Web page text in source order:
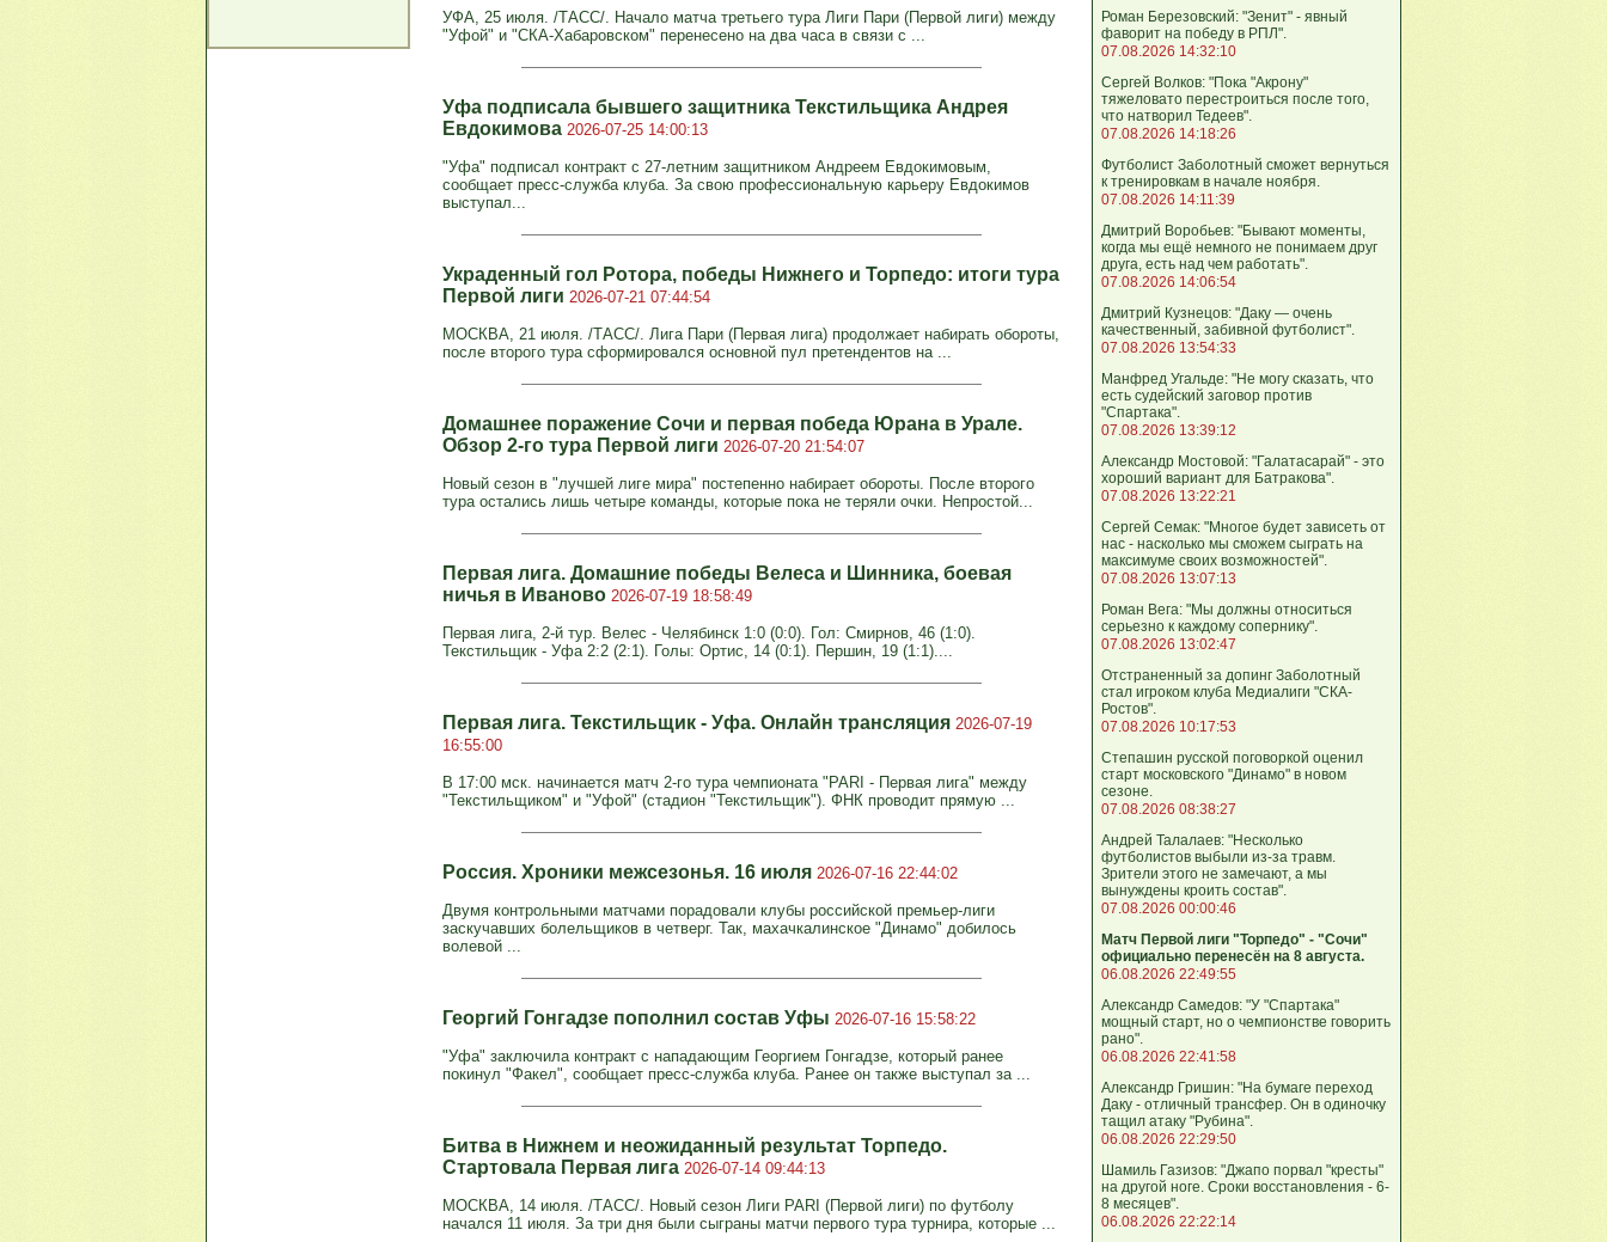
УФА, 25 июля. /ТАСС/. Начало матча третьего тура Лиги Пари (Первой лиги) между
"Уфой" и "СКА-Хабаровском" перенесено на два часа в связи с ...
Уфа подписала бывшего защитника Текстильщика Андрея
Евдокимова 2026-07-25 14:00:13
"Уфа" подписал контракт с 27-летним защитником Андреем Евдокимовым,
сообщает пресс-служба клуба. За свою профессиональную карьеру Евдокимов
выступал...
Украденный гол Ротора, победы Нижнего и Торпедо: итоги тура
Первой лиги 2026-07-21 07:44:54
МОСКВА, 21 июля. /ТАСС/. Лига Пари (Первая лига) продолжает набирать обороты,
после второго тура сформировался основной пул претендентов на ...
Домашнее поражение Сочи и первая победа Юрана в Урале.
Обзор 2-го тура Первой лиги 2026-07-20 21:54:07
Новый сезон в "лучшей лиге мира" постепенно набирает обороты. После второго
тура остались лишь четыре команды, которые пока не теряли очки. Непростой...
Первая лига. Домашние победы Велеса и Шинника, боевая
ничья в Иваново 2026-07-19 18:58:49
Первая лига, 2-й тур. Велес - Челябинск 1:0 (0:0). Гол: Смирнов, 46 (1:0).
Текстильщик - Уфа 2:2 (2:1). Голы: Ортис, 14 (0:1). Першин, 19 (1:1)....
Первая лига. Текстильщик - Уфа. Онлайн трансляция 2026-07-19
16:55:00
В 17:00 мск. начинается матч 2-го тура чемпионата "PARI - Первая лига" между
"Текстильщиком" и "Уфой" (стадион "Текстильщик"). ФНК проводит прямую ...
Россия. Хроники межсезонья. 16 июля 2026-07-16 22:44:02
Двумя контрольными матчами порадовали клубы российской премьер-лиги
заскучавших болельщиков в четверг. Так, махачкалинское "Динамо" добилось
волевой ...
Георгий Гонгадзе пополнил состав Уфы 2026-07-16 15:58:22
"Уфа" заключила контракт с нападающим Георгием Гонгадзе, который ранее
покинул "Факел", сообщает пресс-служба клуба. Ранее он также выступал за ...
Битва в Нижнем и неожиданный результат Торпедо.
Стартовала Первая лига 2026-07-14 09:44:13
МОСКВА, 14 июля. /ТАСС/. Новый сезон Лиги PARI (Первой лиги) по футболу
начался 11 июля. За три дня были сыграны матчи первого тура турнира, которые ...
Роман Березовский: "Зенит" - явный
фаворит на победу в РПЛ".
07.08.2026 14:32:10
Сергей Волков: "Пока "Акрону"
тяжеловато перестроиться после того,
что натворил Тедеев".
07.08.2026 14:18:26
Футболист Заболотный сможет вернуться
к тренировкам в начале ноября.
07.08.2026 14:11:39
Дмитрий Воробьев: "Бывают моменты,
когда мы ещё немного не понимаем друг
друга, есть над чем работать".
07.08.2026 14:06:54
Дмитрий Кузнецов: "Даку — очень
качественный, забивной футболист".
07.08.2026 13:54:33
Манфред Угальде: "Не могу сказать, что
есть судейский заговор против
"Спартака".
07.08.2026 13:39:12
Александр Мостовой: "Галатасарай" - это
хороший вариант для Батракова".
07.08.2026 13:22:21
Сергей Семак: "Многое будет зависеть от
нас - насколько мы сможем сыграть на
максимуме своих возможностей".
07.08.2026 13:07:13
Роман Вега: "Мы должны относиться
серьезно к каждому сопернику".
07.08.2026 13:02:47
Отстраненный за допинг Заболотный
стал игроком клуба Медиалиги "СКА-
Ростов".
07.08.2026 10:17:53
Степашин русской поговоркой оценил
старт московского "Динамо" в новом
сезоне.
07.08.2026 08:38:27
Андрей Талалаев: "Несколько
футболистов выбыли из-за травм.
Зрители этого не замечают, а мы
вынуждены кроить состав".
07.08.2026 00:00:46
Матч Первой лиги "Торпедо" - "Сочи"
официально перенесён на 8 августа.
06.08.2026 22:49:55
Александр Самедов: "У "Спартака"
мощный старт, но о чемпионстве говорить
рано".
06.08.2026 22:41:58
Александр Гришин: "На бумаге переход
Даку - отличный трансфер. Он в одиночку
тащил атаку "Рубина".
06.08.2026 22:29:50
Шамиль Газизов: "Джапо порвал "кресты"
на другой ноге. Сроки восстановления - 6-
8 месяцев".
06.08.2026 22:22:14